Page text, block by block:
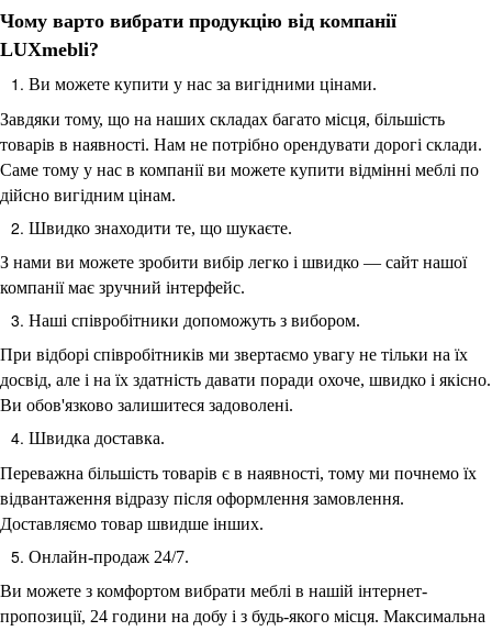
Чому варто вибрати продукцію від компанії
LUXmebli?
Ви можете купити у нас за вигідними цінами.
Завдяки тому, що на наших складах багато місця, більшість
товарів в наявності. Нам не потрібно орендувати дорогі склади.
Саме тому у нас в компанії ви можете купити відмінні меблі по
дійсно вигідним цінам.
Швидко знаходити те, що шукаєте.
З нами ви можете зробити вибір легко і швидко — сайт нашої
компанії має зручний інтерфейс.
Наші співробітники допоможуть з вибором.
При відборі співробітників ми звертаємо увагу не тільки на їх
досвід, але і на їх здатність давати поради охоче, швидко і якісно.
Ви обов'язково залишитеся задоволені.
Швидка доставка.
Переважна більшість товарів є в наявності, тому ми почнемо їх
відвантаження відразу після оформлення замовлення.
Доставляємо товар швидше інших.
Онлайн-продаж 24/7.
Ви можете з комфортом вибрати меблі в нашій інтернет-
пропозиції, 24 години на добу і з будь-якого місця. Максимальна